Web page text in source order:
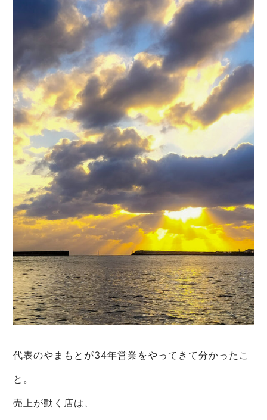
代表のやまもとが34年営業をやってきて分かったこ
と。
売上が動く店は、